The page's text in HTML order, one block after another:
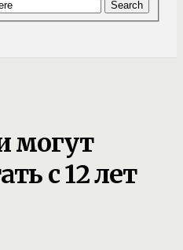
могут
с 12 лет